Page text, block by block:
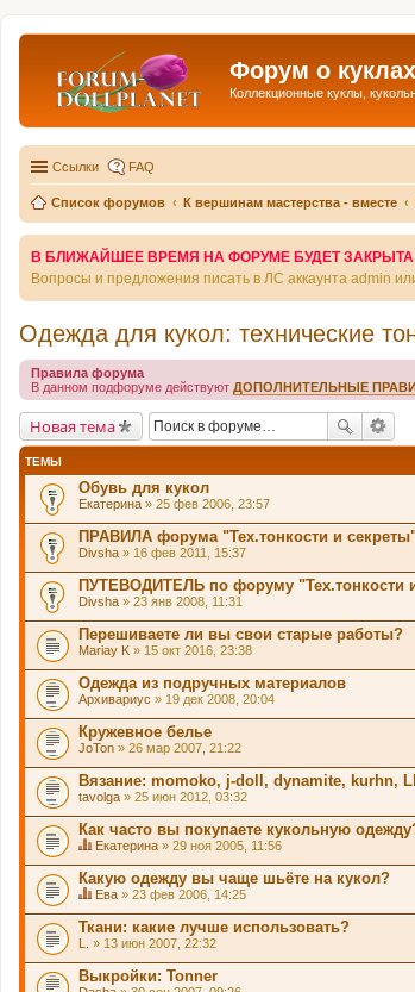
Форум о
Коллекционные куклы,
Ссылки FAQ
Список форумов К вершинам мастерства - вместе
В БЛИЖАЙШЕЕ ВРЕМЯ НА ФОРУМЕ БУДЕТ ЗАКРЫТА
Вопросы и предложения писать в ЛС аккаунта admin
Одежда для кукол: технические
Правила форума
В данном подфоруме действуют ДОПОЛНИТЕЛЬНЫЕ
Новая тема
ТЕМЫ
Обувь для кукол
Екатерина » 25 фев 2006, 23:57
ПРАВИЛА форума "Тех.тонкости и
Divsha » 16 фев 2011, 15:37
ПУТЕВОДИТЕЛЬ по форуму "Тех.тонкости
Divsha » 23 янв 2008, 11:31
Перешиваете ли вы свои старые работы?
Mariay K » 15 окт 2016, 23:38
Одежда из подручных материалов
Архивариус » 19 дек 2008, 20:04
Кружевное белье
JoTon » 26 мар 2007, 21:22
Вязание: momoko, j-doll, dynamite, kurhn,
tavolga » 25 июн 2012, 03:32
Как часто вы покупаете кукольную
а
н
н
а
я
т
м
а
Екатерина » 29 ноя 2005, 11:56
Какую одежду вы чаще шьёте на кукол?
а
н
н
а
я
Ева » 23 фев 2006, 14:25
Ткани: какие лучше использовать?
L. » 13 июн 2007, 22:32
Выкройки: Tonner